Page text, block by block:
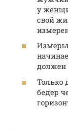
у
свой
Только
бедер